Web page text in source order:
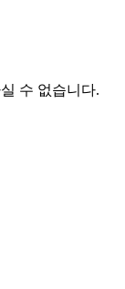
수 없습니다.